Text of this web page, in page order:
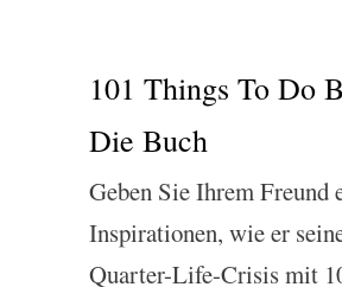
101 Things To Do
Die Buch
Geben Sie Ihrem Freund
Inspirationen, wie er
Quarter-Life-Crisis mit